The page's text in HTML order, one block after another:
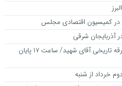
حضوری میلیونی و بی‌نظیر در بدرقه تاریخی آقای شهید/ ساعت ۱۷ پایان
خرداد از شنبه